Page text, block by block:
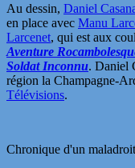
Au dessin, Daniel
en place avec Manu
Larcenet, qui est aux
Aventure
Soldat Inconnu. Daniel
région la Champagne-
Télévisions.
Chronique d'un